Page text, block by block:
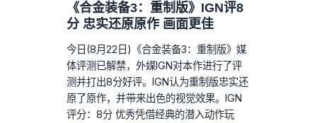
《合金装备3：重制版》IGN评8
分 忠实还原原作 画面更佳
今日(8月22日)《合金装备3：重制版》媒
体评测已解禁，外媒IGN对本作进行了评
测并打出8分好评。IGN认为重制版忠实还
原了原作，并带来出色的视觉效果。IGN
评分：8分 优秀凭借经典的潜入动作玩